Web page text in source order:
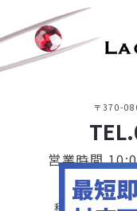
〒370-
営業時間
利用規約・プライ